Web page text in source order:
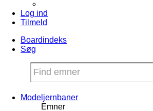
Log ind
Tilmeld
Boardindeks
Søg
Modeljernbaner
Emner